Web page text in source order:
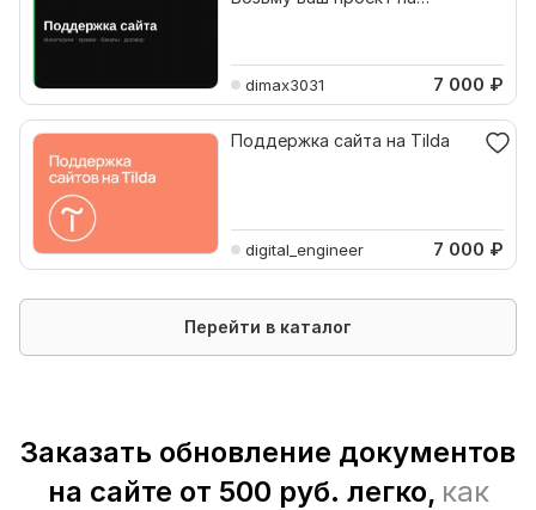
dimax3031 7 000 ₽
Поддержка сайта на Tilda
digital_engineer 7 000 ₽
Перейти в каталог
Заказать обновление документов
на сайте от 500 руб. легко, как